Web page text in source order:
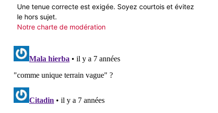
Une tenue correcte est exigée. Soyez courtois et évitez
le hors sujet.
Notre charte de modération